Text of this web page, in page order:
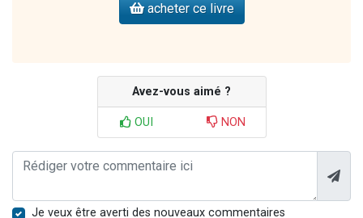
acheter ce livre
Avez-vous aimé ?
OUI NON
Je veux être averti des nouveaux commentaires